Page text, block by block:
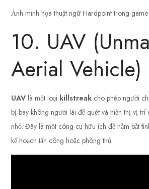
Ảnh minh họa thuật ngữ Hardpoint trong
10. UAV
Aerial Vehicle)
UAV là một loại killstreak cho phép người
bị bay không người lái để quét và hiển thị vị trí
nhỏ. Đây là một công cụ hữu ích để nắm bắt
kế hoạch tấn công hoặc phòng thủ.